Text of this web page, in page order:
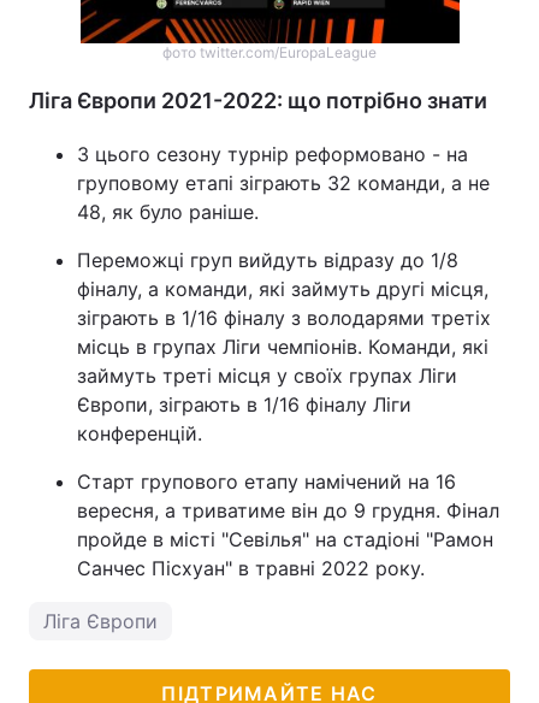
фото twitter.com/EuropaLeague
Ліга Європи 2021-2022: що потрібно знати
З цього сезону турнір реформовано - на
груповому етапі зіграють 32 команди, а не
48, як було раніше.
Переможці груп вийдуть відразу до 1/8
фіналу, а команди, які займуть другі місця,
зіграють в 1/16 фіналу з володарями третіх
місць в групах Ліги чемпіонів. Команди, які
займуть треті місця у своїх групах Ліги
Європи, зіграють в 1/16 фіналу Ліги
конференцій.
Старт групового етапу намічений на 16
вересня, а триватиме він до 9 грудня. Фінал
пройде в місті "Севілья" на стадіоні "Рамон
Санчес Пісхуан" в травні 2022 року.
Ліга Європи
ПІДТРИМАЙТЕ НАС